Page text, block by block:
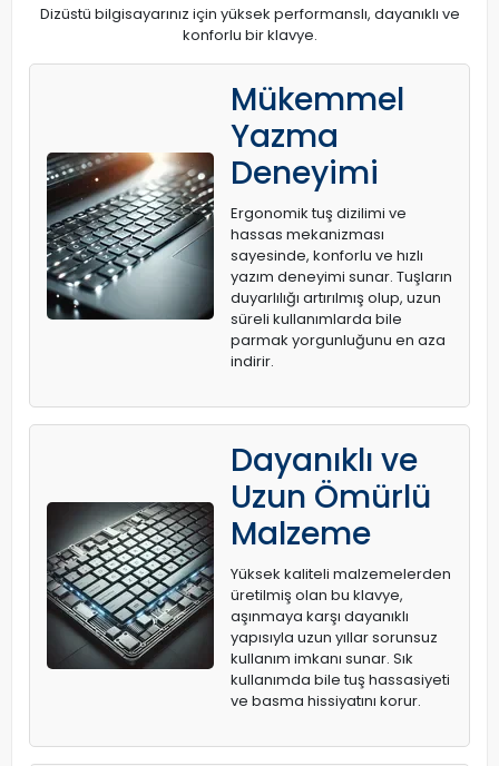
Dizüstü bilgisayarınız için yüksek performanslı, dayanıklı ve
konforlu bir klavye.
Mükemmel
Yazma
Deneyimi
Ergonomik tuş dizilimi ve
hassas mekanizması
sayesinde, konforlu ve hızlı
yazım deneyimi sunar. Tuşların
duyarlılığı artırılmış olup, uzun
süreli kullanımlarda bile
parmak yorgunluğunu en aza
indirir.
Dayanıklı ve
Uzun Ömürlü
Malzeme
Yüksek kaliteli malzemelerden
üretilmiş olan bu klavye,
aşınmaya karşı dayanıklı
yapısıyla uzun yıllar sorunsuz
kullanım imkanı sunar. Sık
kullanımda bile tuş hassasiyeti
ve basma hissiyatını korur.